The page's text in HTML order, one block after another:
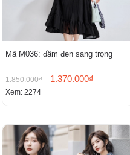
Mã M036: đầm đen sang trọng
1.850.000₫ 1.370.000₫
Xem: 2274